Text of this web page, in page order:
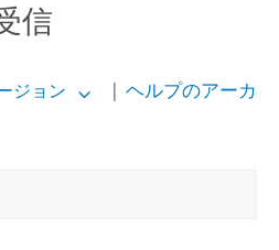
信
ジョン
ヘルプのアーカ